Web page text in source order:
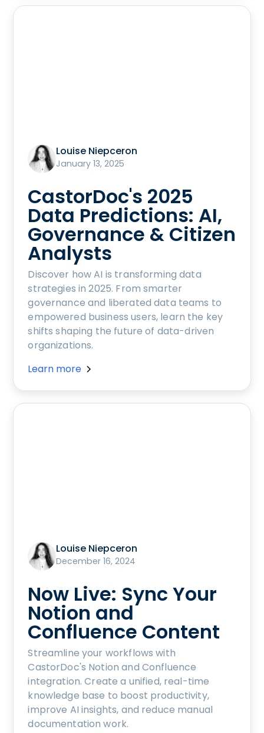
Louise Niepceron
January 13, 2025
CastorDoc's 2025
Data Predictions: AI,
Governance & Citizen
Analysts
Discover how AI is transforming data
strategies in 2025. From smarter
governance and liberated data teams to
empowered business users, learn the key
shifts shaping the future of data-driven
organizations.
Learn more
Louise Niepceron
December 16, 2024
Now Live: Sync Your
Notion and
Confluence Content
Streamline your workflows with
CastorDoc's Notion and Confluence
integration. Create a unified, real-time
knowledge base to boost productivity,
improve AI insights, and reduce manual
documentation work.